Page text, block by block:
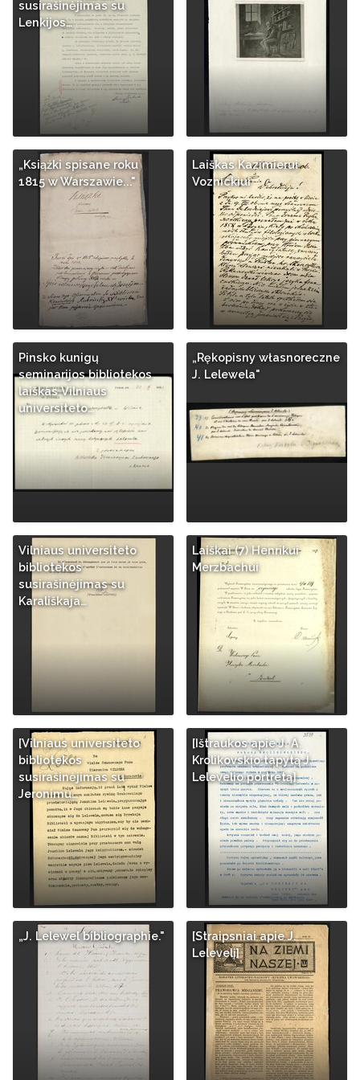
susirašinėjimas su
Lenkijos…
„Ksiąźki spisane roku
1815 w Warszawie..."
Laiškas Kazimierui
Voznickiui
Pinsko kunigų
seminarijos bibliotekos
laiškas Vilniaus
universiteto…
„Rękopisny własnoreczne
J. Lelewela"
Vilniaus universiteto
bibliotekos
susirašinėjimas su
Karališkaja…
Laiškai (7) Henrikui
Merzbachui
[Vilniaus universiteto
bibliotekos
susirašinėjimas su
Jeronimu…
[Ištraukos apie J. A.
Krolikovskio tapytą J.
Lelevelio portretą]
„J. Lelewel bibliographie."
[Straipsniai apie J.
Lelevelį]